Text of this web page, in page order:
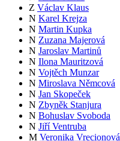
Z Václav Klaus
N Karel Krejza
N Martin Kupka
N Zuzana Majerová
N Jaroslav Martinů
N Ilona Mauritzová
N Vojtěch Munzar
N Miroslava Němcová
N Jan Skopeček
N Zbyněk Stanjura
N Bohuslav Svoboda
N Jiří Ventruba
M Veronika Vrecionová